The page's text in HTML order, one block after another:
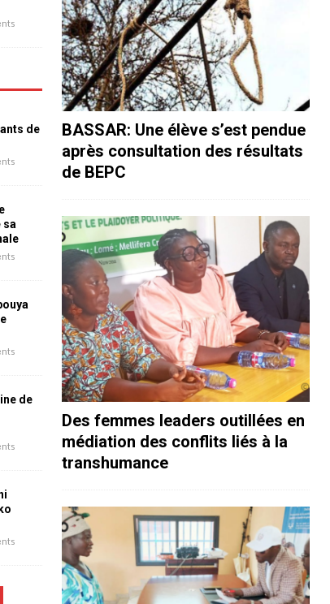
de
sa
de
BASSAR: Une élève s’est pendue
après consultation des résultats
de BEPC
Des femmes leaders outillées en
médiation des conflits liés à la
transhumance